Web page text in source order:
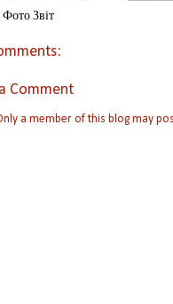
Фото Звіт
Comment
a member of this blog may